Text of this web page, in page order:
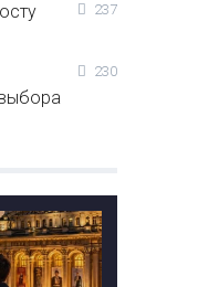
237
230